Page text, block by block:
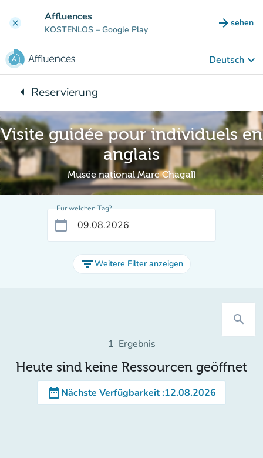
clear Affluences
KOSTENLOS – Google Play arrow_forward sehen
(new
Deutsch keyboard_arrow_down
arrow_leftZurück zu:
Reservierung
Visite guidée pour individuels en
anglais
Musée national Marc Chagall
Für welchen Tag?
calendar_today
filter_listWeitere Filter anzeigen
search
1 Ergebnis
Heute sind keine Ressourcen geöffnet
date_rangeNächste Verfügbarkeit:12.08.2026